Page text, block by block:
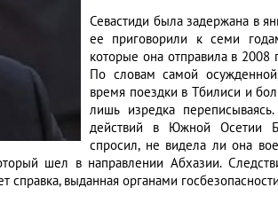
Севастиди была задержана в
ее приговорили к семи
которые она отправила в 2008
По словам самой
время поездки в Тбилиси и
лишь изредка
действий в Южной Осетии
спросил, не видела ли она
шел в направлении Абхазии.
справка, выданная органами